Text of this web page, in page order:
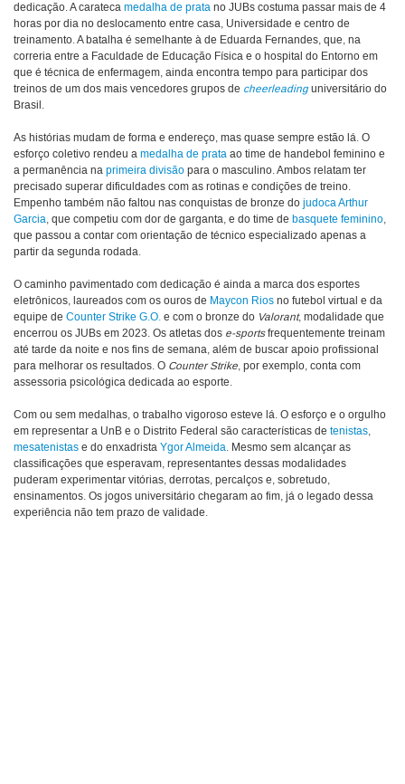
dedicação. A carateca medalha de prata no JUBs costuma passar mais de 4
horas por dia no deslocamento entre casa, Universidade e centro de
treinamento. A batalha é semelhante à de Eduarda Fernandes, que, na
correria entre a Faculdade de Educação Física e o hospital do Entorno em
que é técnica de enfermagem, ainda encontra tempo para participar dos
treinos de um dos mais vencedores grupos de cheerleadinguniversitário do
Brasil.
As histórias mudam de forma e endereço, mas quase sempre estão lá. O
esforço coletivo rendeu a medalha de prata ao time de handebol feminino e
a permanência na primeira divisão para o masculino. Ambos relatam ter
precisado superar dificuldades com as rotinas e condições de treino.
Empenho também não faltou nas conquistas de bronze do judoca Arthur
Garcia, que competiu com dor de garganta, e do time de basquete feminino,
que passou a contar com orientação de técnico especializado apenas a
partir da segunda rodada.
O caminho pavimentado com dedicação é ainda a marca dos esportes
eletrônicos, laureados com os ouros de Maycon Rios no futebol virtual e da
equipe de Counter Strike G.O. e com o bronze do Valorant, modalidade que
encerrou os JUBs em 2023. Os atletas dos e-sportsfrequentemente treinam
até tarde da noite e nos fins de semana, além de buscar apoio profissional
para melhorar os resultados. O Counter Strike, por exemplo, conta com
assessoria psicológica dedicada ao esporte.
Com ou sem medalhas, o trabalho vigoroso esteve lá. O esforço e o orgulho
em representar a UnB e o Distrito Federal são características de tenistas,
mesatenistas e do enxadrista Ygor Almeida. Mesmo sem alcançar as
classificações que esperavam, representantes dessas modalidades
puderam experimentar vitórias, derrotas, percalços e, sobretudo,
ensinamentos. Os jogos universitário chegaram ao fim, já o legado dessa
experiência não tem prazo de validade.